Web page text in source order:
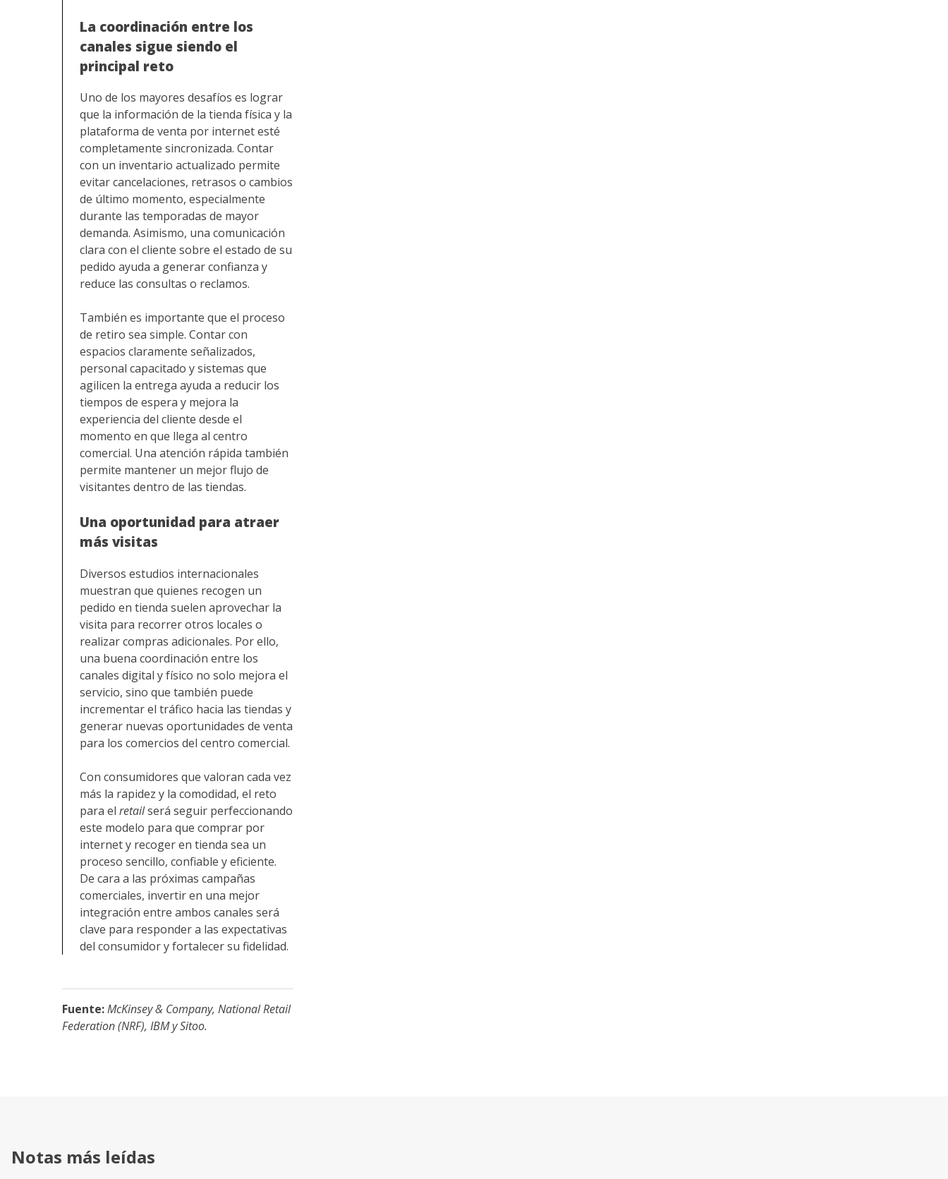
La coordinación entre los
canales sigue siendo el
principal reto
Uno de los mayores desafíos es lograr
que la información de la tienda física y la
plataforma de venta por internet esté
completamente sincronizada. Contar
con un inventario actualizado permite
evitar cancelaciones, retrasos o cambios
de último momento, especialmente
durante las temporadas de mayor
demanda. Asimismo, una comunicación
clara con el cliente sobre el estado de su
pedido ayuda a generar confianza y
reduce las consultas o reclamos.
También es importante que el proceso
de retiro sea simple. Contar con
espacios claramente señalizados,
personal capacitado y sistemas que
agilicen la entrega ayuda a reducir los
tiempos de espera y mejora la
experiencia del cliente desde el
momento en que llega al centro
comercial. Una atención rápida también
permite mantener un mejor flujo de
visitantes dentro de las tiendas.
Una oportunidad para atraer
más visitas
Diversos estudios internacionales
muestran que quienes recogen un
pedido en tienda suelen aprovechar la
visita para recorrer otros locales o
realizar compras adicionales. Por ello,
una buena coordinación entre los
canales digital y físico no solo mejora el
servicio, sino que también puede
incrementar el tráfico hacia las tiendas y
generar nuevas oportunidades de venta
para los comercios del centro comercial.
Con consumidores que valoran cada vez
más la rapidez y la comodidad, el reto
para el retailserá seguir perfeccionando
este modelo para que comprar por
internet y recoger en tienda sea un
proceso sencillo, confiable y eficiente.
De cara a las próximas campañas
comerciales, invertir en una mejor
integración entre ambos canales será
clave para responder a las expectativas
del consumidor y fortalecer su fidelidad.
Fuente:McKinsey & Company, National Retail
Federation (NRF), IBM y Sitoo.
Notas más leídas